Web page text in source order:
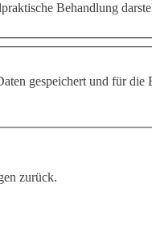
Behandlung
gespeichert und für
zurück.